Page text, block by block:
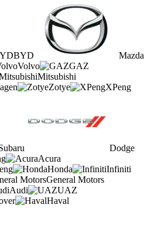
BYD
Mazda
Volvo
GAZ
Mitsubishi
Zotye XPeng
Dodge
Acura
Honda
Infiniti
General Motors
Audi
UAZ
Haval